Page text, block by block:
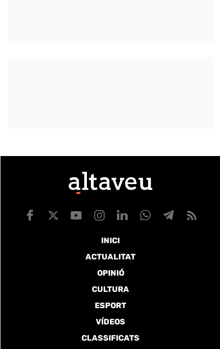
INICI
ACTUALITAT
OPINIÓ
CULTURA
ESPORT
VÍDEOS
CLASSIFICATS